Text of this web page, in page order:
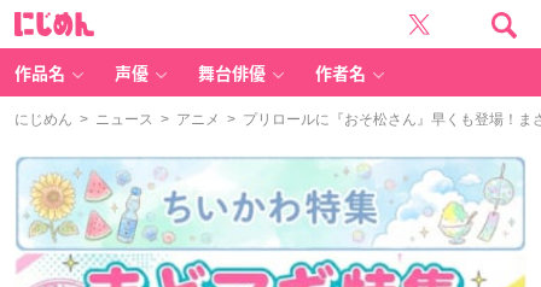
作品名 声優 舞台俳優 作者名
にじめん > ニュース > アニメ > プリロールに『おそ松さん』早くも登場！ま